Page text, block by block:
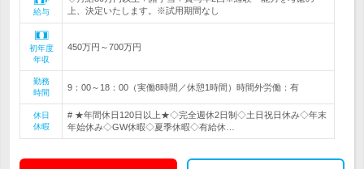
給与
上、決定いたします。※試用期間なし
初年度
年収
450万円～700万円
勤務
時間
9：00～18：00（実働8時間／休憩1時間）時間外労働：有
休日
休暇
# ★年間休日120日以上★◇完全週休2日制◇土日祝日休み◇年末
年始休み◇GW休暇◇夏季休暇◇有給休…